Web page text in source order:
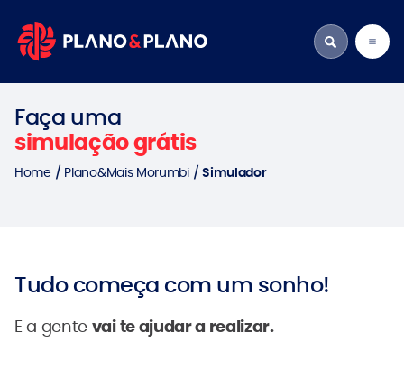
Faça uma
simulação grátis
Home Plano&Mais Morumbi Simulador
Tudo começa com um sonho!
E a gente vai te ajudar a realizar.